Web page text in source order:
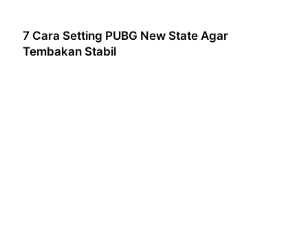
7 Cara Setting PUBG New State Agar
Tembakan Stabil